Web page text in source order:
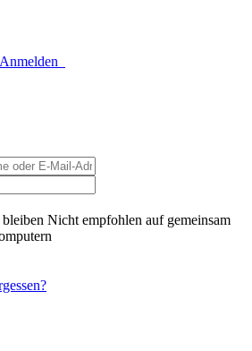
Nicht empfohlen auf gemeinsam